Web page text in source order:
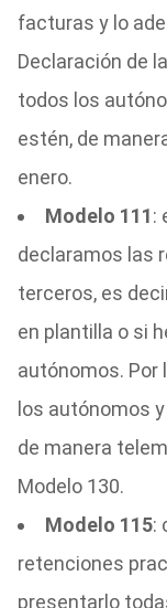
facturas y lo
Declaración de
todos los
estén, de
enero.
Modelo 111:
declaramos las
terceros, es
en plantilla o si
autónomos. Por
los autónomos
de manera
Modelo 130.
Modelo 115:
retenciones
presentarlo